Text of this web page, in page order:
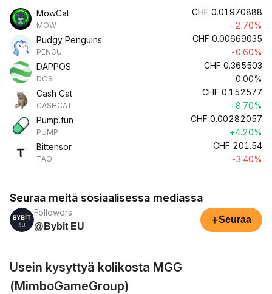
MowCat
MOW
CHF 0.01970888
-2.70%
Pudgy Penguins
PENGU
CHF 0.00669035
-0.60%
DAPPOS
DOS
CHF 0.365503
0.00%
Cash Cat
CASHCAT
CHF 0.152577
+8.70%
Pump.fun
PUMP
CHF 0.00282057
+4.20%
Bittensor
TAO
CHF 201.54
-3.40%
Seuraa meitä sosiaalisessa mediassa
Followers
@Bybit EU
+Seuraa
Usein kysyttyä kolikosta MGG
(MimboGameGroup)